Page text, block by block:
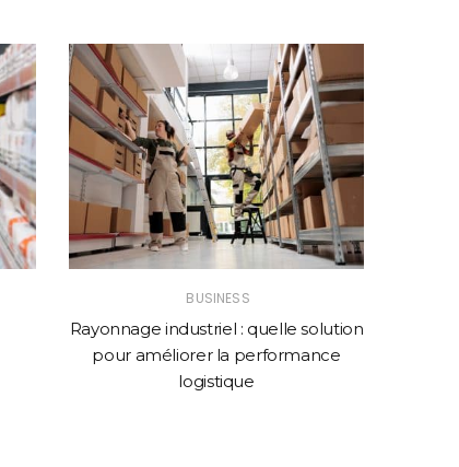
BUSINESS
Rayonnage industriel : quelle solution
pour améliorer la performance
logistique